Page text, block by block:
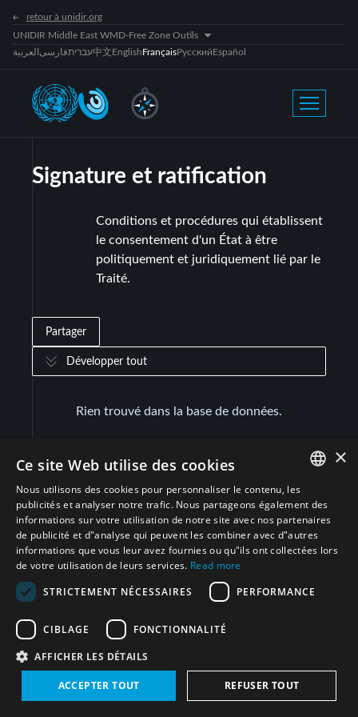
retour à unidir.org
UNIDIR Middle East WMD-Free Zone Outils
العربية فارسیעברית中文EnglishFrançaisРусскийEspañol
Signature et ratification
Conditions et procédures qui établissent
le consentement d'un État à être
politiquement et juridiquement lié par le
Traité.
Partager
Développer tout
Rien trouvé dans la base de données.
Suivez-nous sur
Abonnez-vous à la newsletter du projet Middle East
WMD-Free Zone
ENGLISH
ARABIC
PERSIAN
×
Ce site Web utilise des cookies
Nous utilisons des cookies pour personnaliser le contenu, les
publicités et analyser notre trafic. Nous partageons également des
informations sur votre utilisation de notre site avec nos partenaires
de publicité et d"analyse qui peuvent les combiner avec d"autres
informations que vous leur avez fournies ou qu"ils ont collectées lors
de votre utilisation de leurs services. Read more
STRICTEMENT NÉCESSAIRES
PERFORMANCE
CIBLAGE FONCTIONNALITÉ
AFFICHER LES DÉTAILS
ACCEPTER TOUT REFUSER TOUT